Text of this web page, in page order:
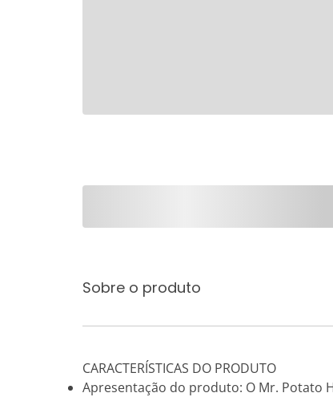
Sobre o produto
CARACTERÍSTICAS DO PRODUTO
Apresentação do produto: O Mr. Potato